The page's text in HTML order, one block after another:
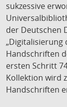
sukzessive
der Deutschen
Handschriften
ersten Schritt
Kollektion wird
Handschriften